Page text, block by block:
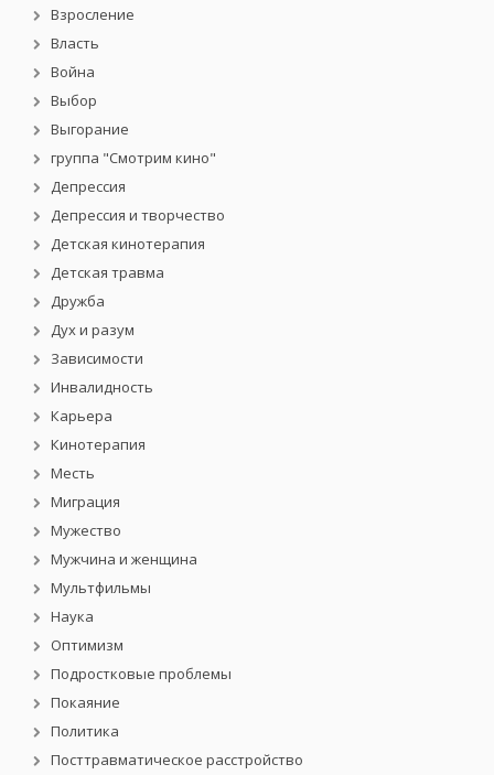
Взросление
Власть
Война
Выбор
Выгорание
группа "Смотрим кино"
Депрессия
Депрессия и творчество
Детская кинотерапия
Детская травма
Дружба
Дух и разум
Зависимости
Инвалидность
Карьера
Кинотерапия
Месть
Миграция
Мужество
Мужчина и женщина
Мультфильмы
Наука
Оптимизм
Подростковые проблемы
Покаяние
Политика
Посттравматическое расстройство